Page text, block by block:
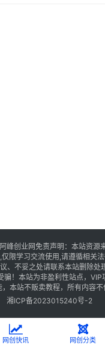
阿峰创业网 免责声明：本站资源
限学习交流使用,请遵循相关
、不妥之处请联系本站删除处
骗！本站为非盈利性站点，VIP
本站不贩卖教程，所有内容不
湘ICP备2023015240号-2
网创快讯 网创分类